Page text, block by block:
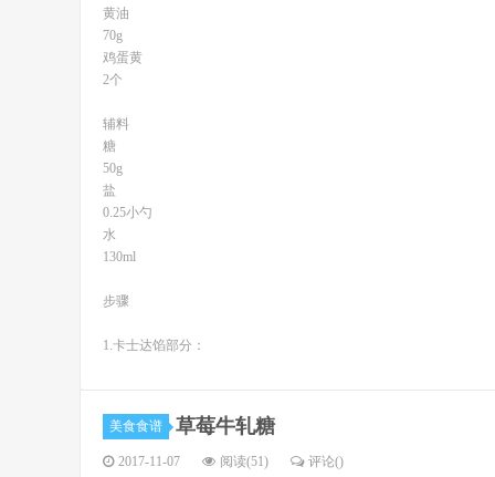
黄油
70g
鸡蛋黄
2个
辅料
糖
50g
盐
0.25小勺
水
130ml
步骤
1.卡士达馅部分：
美食食谱 草莓牛轧糖
2017-11-07 阅读(51) 评论()